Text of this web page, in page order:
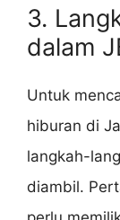
3.
dalam
Untuk
hiburan di
langkah-
diambil.